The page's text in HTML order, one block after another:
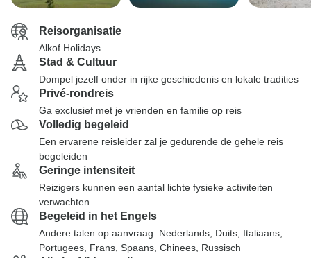
Reisorganisatie
Alkof Holidays
Stad & Cultuur
Dompel jezelf onder in rijke geschiedenis en lokale tradities
Privé-rondreis
Ga exclusief met je vrienden en familie op reis
Volledig begeleid
Een ervarene reisleider zal je gedurende de gehele reis
begeleiden
Geringe intensiteit
Reizigers kunnen een aantal lichte fysieke activiteiten
verwachten
Begeleid in het Engels
Andere talen op aanvraag: Nederlands, Duits, Italiaans,
Portugees, Frans, Spaans, Chinees, Russisch